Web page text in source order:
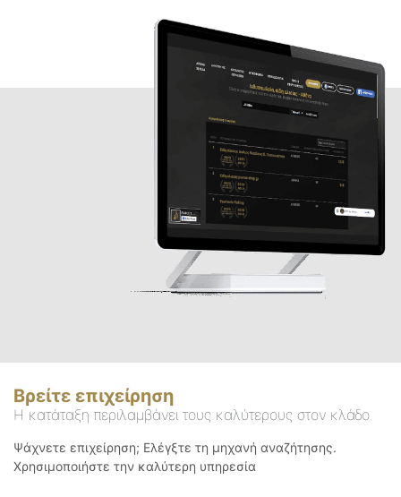
Βρείτε επιχείρηση
Η κατάταξη περιλαμβάνει τους καλύτερους στον κλάδο
Ψάχνετε επιχείρηση; Ελέγξτε τη μηχανή αναζήτησης.
Χρησιμοποιήστε την καλύτερη υπηρεσία